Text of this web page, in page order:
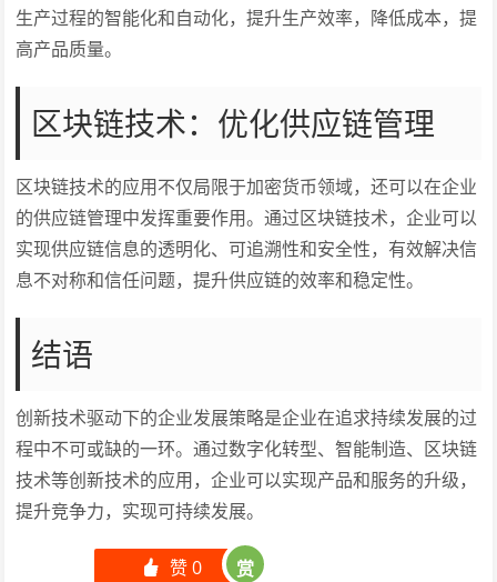
生产过程的智能化和自动化，提升生产效率，降低成本，提
高产品质量。
区块链技术：优化供应链管理
区块链技术的应用不仅局限于加密货币领域，还可以在企业
的供应链管理中发挥重要作用。通过区块链技术，企业可以
实现供应链信息的透明化、可追溯性和安全性，有效解决信
息不对称和信任问题，提升供应链的效率和稳定性。
结语
创新技术驱动下的企业发展策略是企业在追求持续发展的过
程中不可或缺的一环。通过数字化转型、智能制造、区块链
技术等创新技术的应用，企业可以实现产品和服务的升级，
提升竞争力，实现可持续发展。
󰄼 赞0 赏